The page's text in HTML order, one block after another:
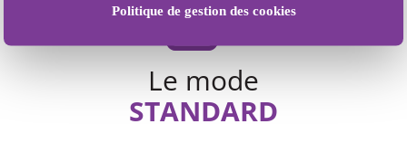
Politique de gestion des cookies
Le mode
STANDARD